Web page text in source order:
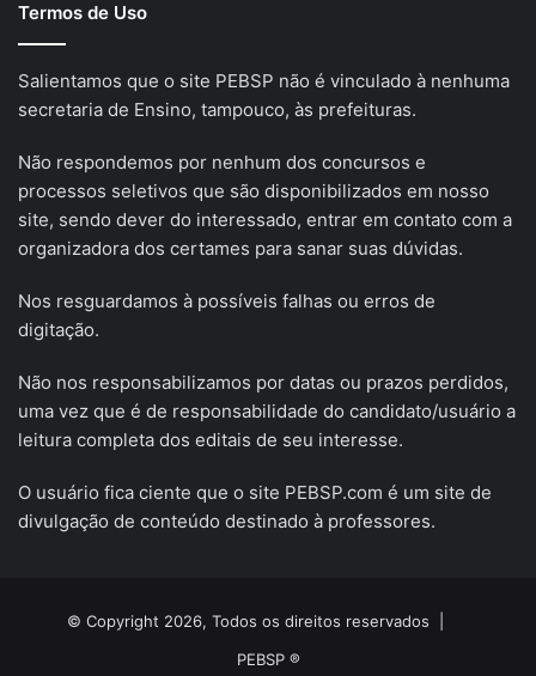
Termos de Uso
Salientamos que o site PEBSP não é vinculado à nenhuma
secretaria de Ensino, tampouco, às prefeituras.
Não respondemos por nenhum dos concursos e
processos seletivos que são disponibilizados em nosso
site, sendo dever do interessado, entrar em contato com a
organizadora dos certames para sanar suas dúvidas.
Nos resguardamos à possíveis falhas ou erros de
digitação.
Não nos responsabilizamos por datas ou prazos perdidos,
uma vez que é de responsabilidade do candidato/usuário a
leitura completa dos editais de seu interesse.
O usuário fica ciente que o site PEBSP.com é um site de
divulgação de conteúdo destinado à professores.
© Copyright 2026, Todos os direitos reservados |
PEBSP ®